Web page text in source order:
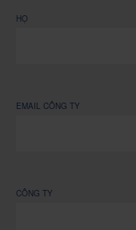
HỌ
EMAIL CÔNG TY
CÔNG TY